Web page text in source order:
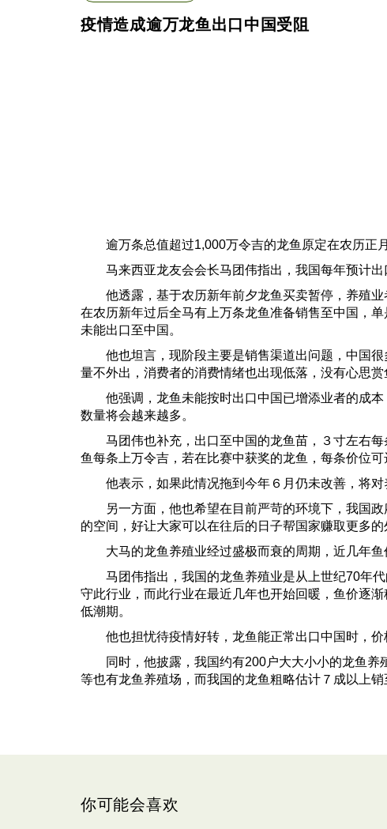
疫情造成逾万龙鱼出口中国受阻
逾万条总值超过1,000万令吉的龙鱼原定在农历正月
马来西亚龙友会会长马团伟指出，我国每年预计出
他透露，基于农历新年前夕龙鱼买卖暂停，养殖业
在农历新年过后全马有上万条龙鱼准备销售至中国，
未能出口至中国。
他也坦言，现阶段主要是销售渠道出问题，中国很
量不外出，消费者的消费情绪也出现低落，没有心思赏
他强调，龙鱼未能按时出口中国已增添业者的成本
数量将会越来越多。
马团伟也补充，出口至中国的龙鱼苗，３寸左右每
鱼每条上万令吉，若在比赛中获奖的龙鱼，每条价位可
他表示，如果此情况拖到今年６月仍未改善，将对
另一方面，他也希望在目前严苛的环境下，我国政
的空间，好让大家可以在往后的日子帮国家赚取更多的
大马的龙鱼养殖业经过盛极而衰的周期，近几年鱼
马团伟指出，我国的龙鱼养殖业是从上世纪70年代
守此行业，而此行业在最近几年也开始回暖，鱼价逐
低潮期。
他也担忧待疫情好转，龙鱼能正常出口中国时，价
同时，他披露，我国约有200户大大小小的龙鱼养
等也有龙鱼养殖场，而我国的龙鱼粗略估计７成以上销
你可能会喜欢